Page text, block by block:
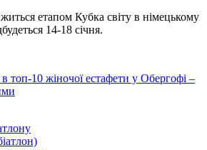
етапом Кубка світу в німецькому
14-18 січня.
топ-10 жіночої естафети у Обергофі –